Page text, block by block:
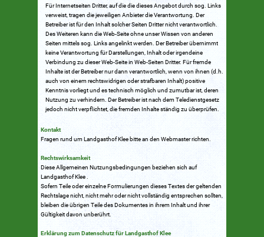
Für Internetseiten Dritter, auf die die dieses Angebot durch sog. Links
verweist, tragen die jeweiligen Anbieter die Verantwortung. Der
Betreiber ist für den Inhalt solcher Seiten Dritter nicht verantwortlich.
Des Weiteren kann die Web-Seite ohne unser Wissen von anderen
Seiten mittels sog. Links angelinkt werden. Der Betreiber übernimmt
keine Verantwortung für Darstellungen, Inhalt oder irgendeine
Verbindung zu dieser Web-Seite in Web-Seiten Dritter. Für fremde
Inhalte ist der Betreiber nur dann verantwortlich, wenn von ihnen (d.h.
auch von einem rechtswidrigen oder strafbaren Inhalt) positive
Kenntnis vorliegt und es technisch möglich und zumutbar ist, deren
Nutzung zu verhindern. Der Betreiber ist nach dem Teledienstgesetz
jedoch nicht verpflichtet, die fremden Inhalte ständig zu überprüfen.
Kontakt
Fragen rund um Landgasthof Klee bitte an den Webmaster richten.
Rechtswirksamkeit
Diese Allgemeinen Nutzungsbedingungen beziehen sich auf
Landgasthof Klee .
Sofern Teile oder einzelne Formulierungen dieses Textes der geltenden
Rechtslage nicht, nicht mehr oder nicht vollständig entsprechen sollten,
bleiben die übrigen Teile des Dokumentes in ihrem Inhalt und ihrer
Gültigkeit davon unberührt.
Erklärung zum Datenschutz für Landgasthof Klee